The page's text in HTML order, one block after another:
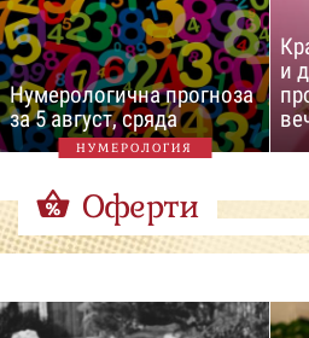
Нумерологична прогноза
за 5 август, сряда
НУМЕРОЛОГИЯ
и
Оферти